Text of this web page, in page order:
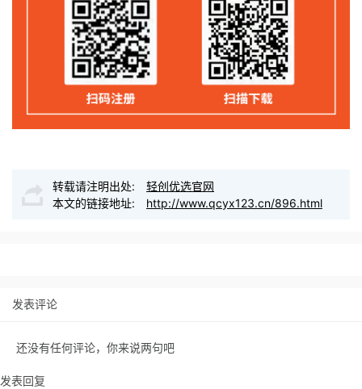
转载请注明出处:
轻创优选官网
本文的链接地址:
http://www.qcyx123.cn/896.html
发表评论
还没有任何评论，你来说两句吧
发表回复